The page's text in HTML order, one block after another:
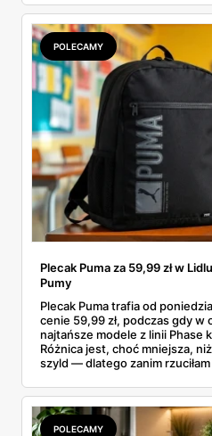
pojawi się w gazetkach w
sens kupować jesień, zanim
POLECAMY
Plecak Puma za 59,99 zł w
Pumy
Plecak Puma trafia od
cenie 59,99 zł, podczas gdy w
najtańsze modele z linii Phase
Różnica jest, choć mniejsza,
szyld — dlatego zanim
rozpiska: co dokładnie
odpowiedniki u producenta i
się opłaci.
POLECAMY